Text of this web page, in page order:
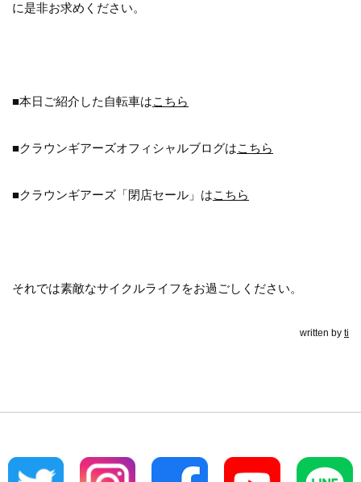
に是非お求めください。
■本日ご紹介した自転車はこちら
■クラウンギアーズオフィシャルブログはこちら
■クラウンギアーズ「閉店セール」はこちら
それでは素敵なサイクルライフをお過ごしください。
written by ti